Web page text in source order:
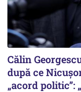
Călin
după ce
„acord politic”: